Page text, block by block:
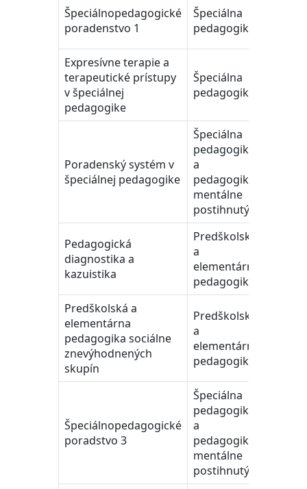
Špeciálnopedagogické
poradenstvo 1
Špeciálna
pedagogika
Expresívne terapie a
terapeutické prístupy
v špeciálnej
pedagogike
Špeciálna
pedagogika
Poradenský systém v
špeciálnej pedagogike
Špeciálna
pedagogika
a
pedagogika
mentálne
postihnutých
Pedagogická
diagnostika a
kazuistika
Predškolská
a
elementárna
pedagogika
Predškolská a
elementárna
pedagogika sociálne
znevýhodnených
skupín
Predškolská
a
elementárna
pedagogika
Špeciálnopedagogické
poradstvo 3
Špeciálna
pedagogika
a
pedagogika
mentálne
postihnutých